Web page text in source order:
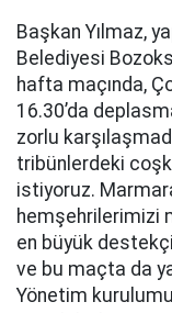
Başkan Yılmaz,
Belediyesi
hafta maçında,
16.30’da
zorlu
tribünlerdeki
istiyoruz.
hemşehrilerimizi
en büyük
ve bu maçta da
Yönetim